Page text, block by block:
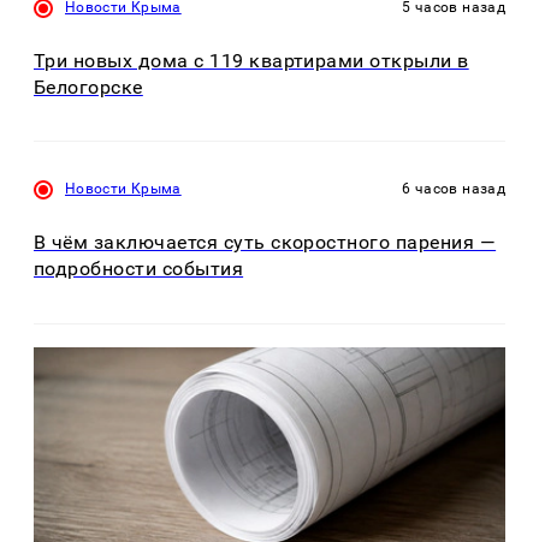
Новости Крыма 5 часов назад
Три новых дома с 119 квартирами открыли в
Белогорске
Новости Крыма 6 часов назад
В чём заключается суть скоростного парения —
подробности события